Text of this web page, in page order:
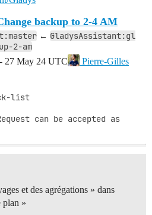
backup to 2-4 AM
← GladysAssistant:gl
2-am
27 May 24 UTC
Pierre-Gilles
list
can be accepted as
et des agrégations » dans
plan »